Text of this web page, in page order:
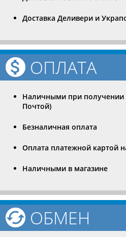
Доставка Деливери и
ОПЛАТА
Наличными при получении
Почтой)
Безналичная оплата
Оплата платежной картой
Наличными в магазине
ОБМЕН